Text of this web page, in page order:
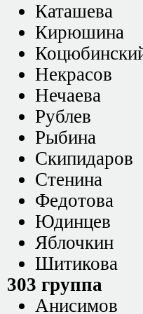
Каташева
Кирюшина
Некрасов
Нечаева
Рублев
Рыбина
Скипидаров
Стенина
Федотова
Юдинцев
Яблочкин
Шитикова
303 группа
Анисимов